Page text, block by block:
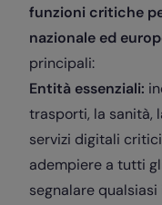
funzioni critiche
nazionale ed
principali:
Entità essenziali:
trasporti, la sanità,
servizi digitali
adempiere a tutti
segnalare